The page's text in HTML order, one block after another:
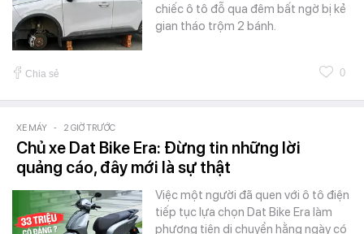
chiếc ô tô đỗ qua đêm bất ngờ bị kẻ
gian tháo trộm 2 bánh.
Chia sẻ 0
XE MÁY - 2 GIỜ TRƯỚC
Chủ xe Dat Bike Era: Đừng tin những lời
quảng cáo, đây mới là sự thật
Việc một người đã quen với ô tô điện
tiếp tục lựa chọn Dat Bike Era làm
phương tiện di chuyển hằng ngày có